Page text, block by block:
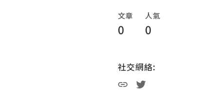
文章
0
人氣
0
社交網絡: